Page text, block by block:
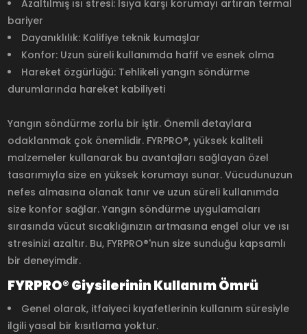
Azaltılmış ısı stresi: Isıya karşı korumayı artıran termal
bariyer
Dayanıklılık: Kalifiye teknik kumaşlar
Konfor: Uzun süreli kullanımda hafif ve esnek olma
Hareket özgürlüğü: Tehlikeli yangın söndürme
durumlarında hareket kabiliyeti
Yangın söndürme zorlu bir iştir. Önemli detaylara
odaklanmak çok önemlidir. FYRPRO®, yüksek kaliteli
malzemeler kullanarak bu avantajları sağlayan özel
tasarımıyla size en yüksek korumayı sunar. Vücudunuzun
nefes almasına olanak tanır ve uzun süreli kullanımda
size konfor sağlar. Yangın söndürme uygulamaları
sırasında vücut sıcaklığınızın artmasına engel olur ve ısı
stresinizi azaltır. Bu, FYRPRO®'nun size sunduğu kapsamlı
bir deneyimdir.
FYRPRO® Giysilerinin Kullanım Ömrü
Genel olarak, itfaiyeci kıyafetlerinin kullanım süresiyle
ilgili yasal bir kısıtlama yoktur.